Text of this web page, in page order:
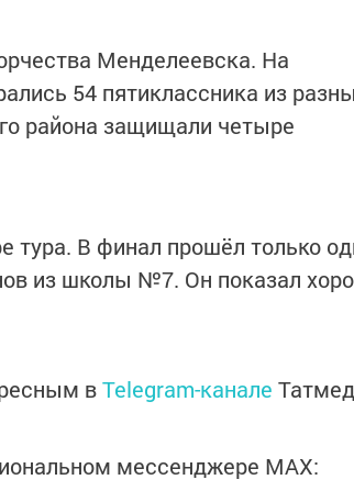
Менделеевска. На
54 пятиклассника из
района защищали четыре
тура. В финал прошёл только
из школы №7. Он показал
вTelegram-канале
мессенджере MАХ: